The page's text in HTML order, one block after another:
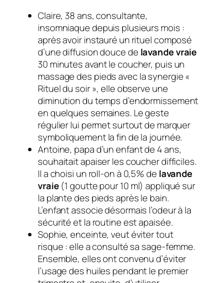
Claire, 38 ans, consultante,
insomniaque depuis plusieurs mois :
après avoir instauré un rituel composé
d’une diffusion douce de lavande vraie
30 minutes avant le coucher, puis un
massage des pieds avec la synergie «
Rituel du soir », elle observe une
diminution du temps d’endormissement
en quelques semaines. Le geste
régulier lui permet surtout de marquer
symboliquement la fin de la journée.
Antoine, papa d’un enfant de 4 ans,
souhaitait apaiser les coucher difficiles.
Il a choisi un roll-onà 0,5% de lavande
vraie(1 goutte pour 10 ml) appliqué sur
la plante des pieds après le bain.
L’enfant associe désormais l’odeur à la
sécurité et la routine est apaisée.
Sophie, enceinte, veut éviter tout
risque : elle a consulté sa sage-femme.
Ensemble, elles ont convenu d’éviter
l’usage des huiles pendant le premier